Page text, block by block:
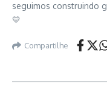
seguimos construindo
💛
Compartilhe